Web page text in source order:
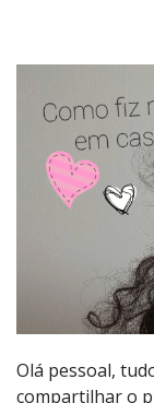
Olá pessoal,
compartilhar o